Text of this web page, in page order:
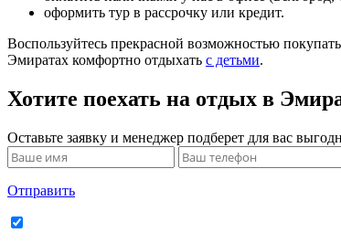
оформить тур в рассрочку или кредит.
Воспользуйтесь прекрасной возможностью
Эмиратах комфортно отдыхать с детьми.
Хотите поехать на отдых в
Оставьте заявку и менеджер подберет для вас
Отправить